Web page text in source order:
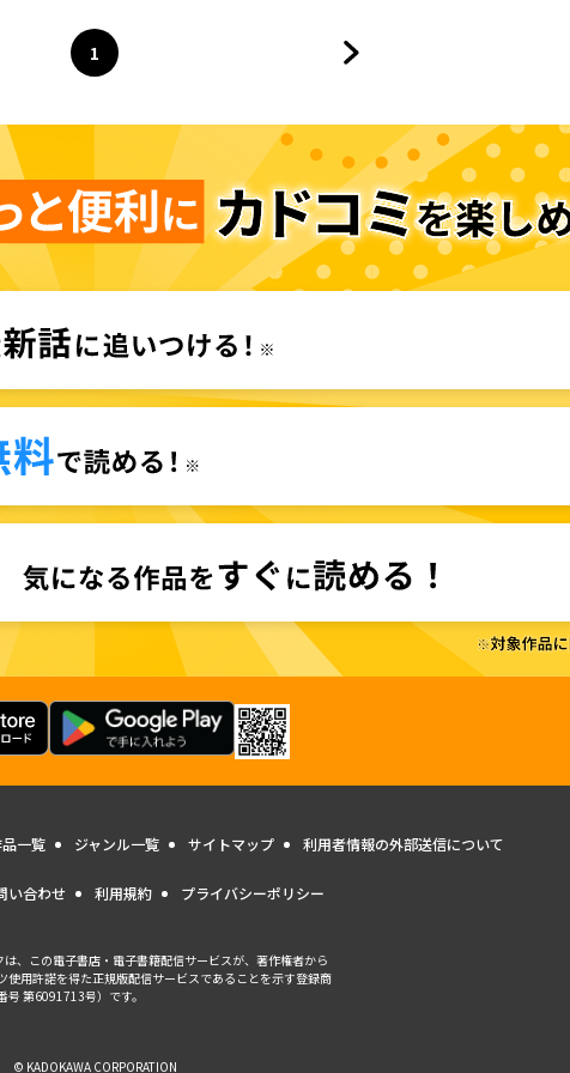
ページ
1
へ
一覧 ジャンル一覧 サイトマップ 利用者情報の外部送信について
い合わせ 利用規約 プライバシーポリシー
は、この電子書店・電子書籍配信サービスが、著作権者から
使用許諾を得た正規版配信サービスであることを示す登録商
号 第6091713号）です。
© KADOKAWA CORPORATION